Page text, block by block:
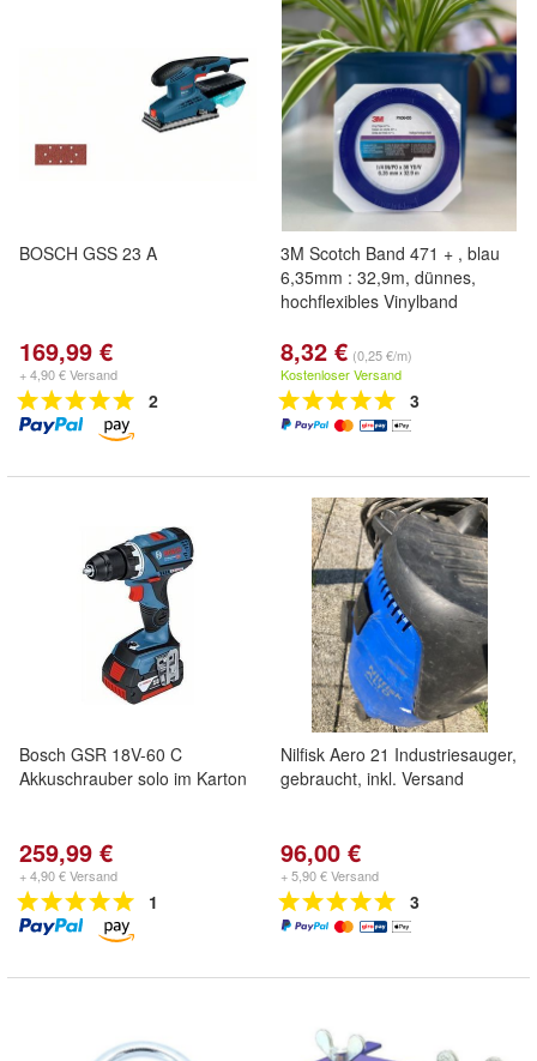
BOSCH GSS 23 A
169,99 €
+ 4,90 € Versand
2
3M Scotch Band 471 + , blau
6,35mm : 32,9m, dünnes,
hochflexibles Vinylband
8,32 € (0,25 €/m)
Kostenloser Versand
3
Bosch GSR 18V-60 C
Akkuschrauber solo im Karton
259,99 €
+ 4,90 € Versand
1
Nilfisk Aero 21 Industriesauger,
gebraucht, inkl. Versand
96,00 €
+ 5,90 € Versand
3